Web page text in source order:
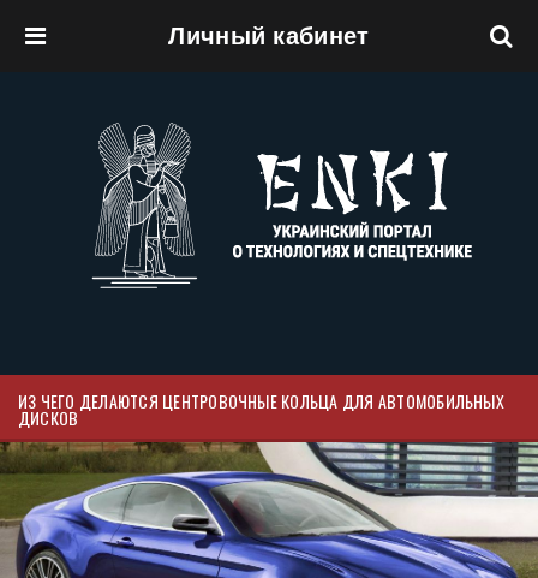
Личный кабинет
ИЗ ЧЕГО ДЕЛАЮТСЯ ЦЕНТРОВОЧНЫЕ КОЛЬЦА ДЛЯ АВТОМОБИЛЬНЫХ
ДИСКОВ